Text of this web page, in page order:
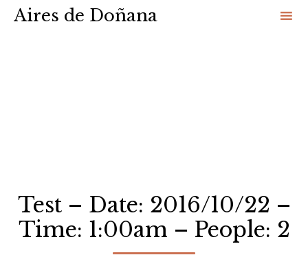
Aires de Doñana
Test – Date: 2016/10/22 –
Time: 1:00am – People: 2